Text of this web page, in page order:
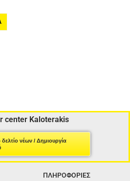
center Kaloterakis
νέων / Δημιουργία
ΠΛΗΡΟΦΟΡΙΕΣ